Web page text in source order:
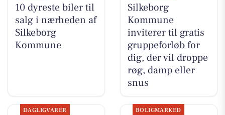
10 dyreste biler til
salg i nærheden af
Silkeborg
Kommune
Silkeborg
Kommune
inviterer til gratis
gruppeforløb for
dig, der vil droppe
røg, damp eller
snus
DAGLIGVARER BOLIGMARKED